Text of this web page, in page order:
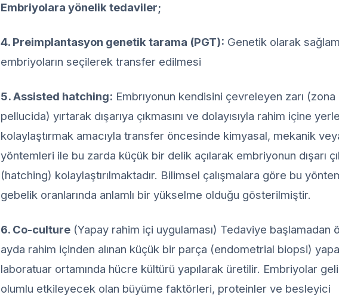
Embriyolara yönelik tedaviler;
4. Preimplantasyon genetik tarama (PGT): Genetik olarak
embriyoların seçilerek transfer edilmesi
5. Assisted hatching: Embrıyonun kendisini çevreleyen zarı (zona
pellucida) yırtarak dışarıya çıkmasını ve dolayısıyla rahim içine
kolaylaştırmak amacıyla transfer öncesinde kimyasal, mekanik
yöntemleri ile bu zarda küçük bir delik açılarak embriyonun dışarı
(hatching) kolaylaştırılmaktadır. Bilimsel çalışmalara göre bu
gebelik oranlarında anlamlı bir yükselme olduğu gösterilmiştir.
6. Co-culture (Yapay rahim içi uygulaması) Tedaviye başlamadan
ayda rahim içinden alınan küçük bir parça (endometrial biopsi)
laboratuar ortamında hücre kültürü yapılarak üretilir. Embriyolar
olumlu etkileyecek olan büyüme faktörleri, proteinler ve besleyici